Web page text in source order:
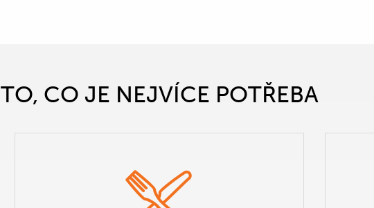
TO, CO JE NEJVÍCE POTŘEBA